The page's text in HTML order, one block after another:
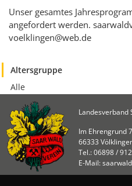
Unser gesamtes
angefordert werden.
voelklingen@web.de
Altersgruppe
Alle
Landesverband
Im Ehrengrund 7
66333
Tel.: 06898 /
E-Mail: